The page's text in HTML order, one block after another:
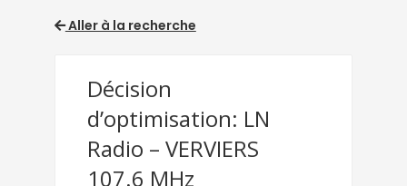
Aller à la recherche
Décision
d’optimisation: LN
Radio – VERVIERS
107.6 MHz